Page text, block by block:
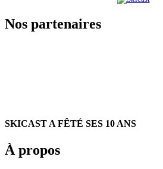
Nos partenaires
SKICAST A FÊTÉ SES 10 ANS
À propos